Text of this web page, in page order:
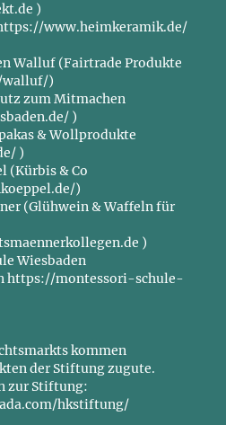
)
www.heimkeramik.de/
Walluf (Fairtrade Produkte
walluf/)
zum Mitmachen
)
& Wollprodukte
)
(Kürbis & Co
)
(Glühwein & Waffeln für
)
Wiesbaden
https://montessori-schule-
kommen
der Stiftung zugute.
zur Stiftung:
hkstiftung/